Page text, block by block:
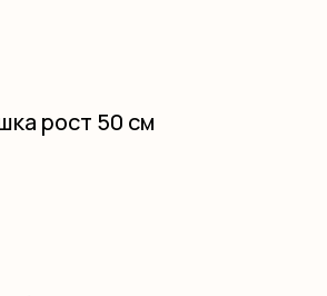
рост 50 см